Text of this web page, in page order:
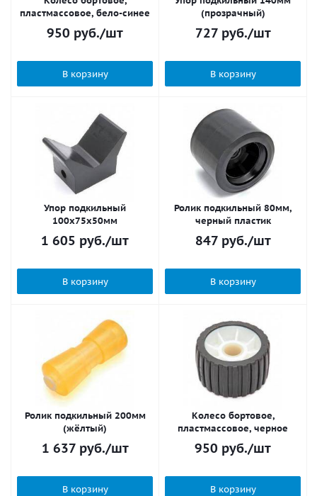
пластмассовое, бело-синее
950 руб./шт
В корзину
(прозрачный)
727руб./шт
В корзину
Упор подкильный
100х75х50мм
1 605 руб./шт
В корзину
Ролик подкильный 80мм,
черный пластик
847руб./шт
В корзину
Ролик подкильный 200мм
(жёлтый)
1 637руб./шт
В корзину
Колесо бортовое,
пластмассовое, черное
950 руб./шт
В корзину